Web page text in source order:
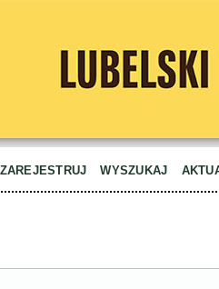
ZAREJESTRUJ WYSZUKAJ